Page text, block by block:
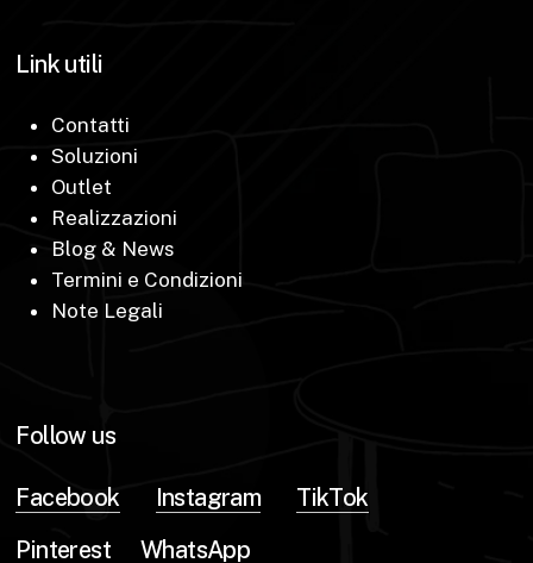
Link utili
Contatti
Soluzioni
Outlet
Realizzazioni
Blog & News
Termini e Condizioni
Note Legali
Follow us
Facebook Instagram
TikTok
Pinterest
WhatsApp